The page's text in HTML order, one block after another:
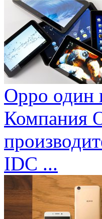
Oppo один
Компания
IDC ...